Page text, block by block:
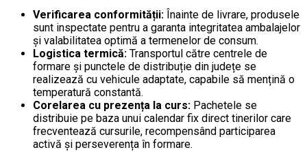
Verificarea conformității: Înainte de livrare, produsele
sunt inspectate pentru a garanta integritatea ambalajelor
și valabilitatea optimă a termenelor de consum.
Logistica termică: Transportul către centrele de
formare și punctele de distribuție din județe se
realizează cu vehicule adaptate, capabile să mențină o
temperatură constantă.
Corelarea cu prezența la curs: Pachetele se
distribuie pe baza unui calendar fix direct tinerilor care
frecventează cursurile, recompensând participarea
activă și perseverența în formare.